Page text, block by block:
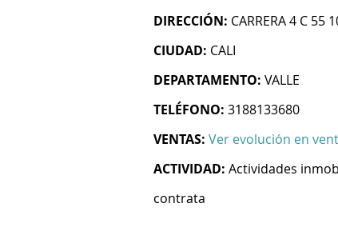
DIRECCIÓN: CARRERA 4 C 55
CIUDAD: CALI
DEPARTAMENTO: VALLE
TELÉFONO: 3188133680
VENTAS: Ver evolución en
ACTIVIDAD: Actividades
contrata